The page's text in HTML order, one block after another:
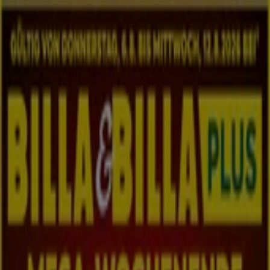
Sie sind hier:
Schnäppchen Supermärkte
Gartencenter
Möbel & Wohnen
Schuhe
SportAuto, Motorrad &
Zubehör
Drogerien & Parfümerien
Bürobedarf
Restaurants Reisen
Apotheken &
Gesundheit
Spielzeug & Baby
Top-Kataloge in Golling an der